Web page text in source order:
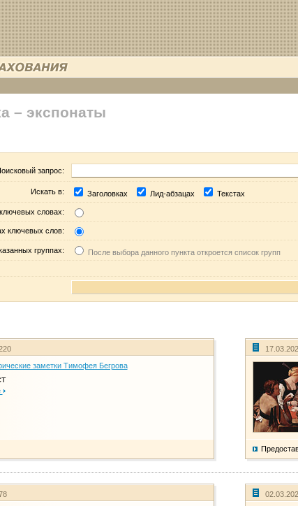
– экспонаты
запрос:
Искать в: Заголовках Лид-абзацах Текстах
словах:
ключевых слов:
группах: После выбора данного пункта откроется список групп
заметки Тимофея Бегрова